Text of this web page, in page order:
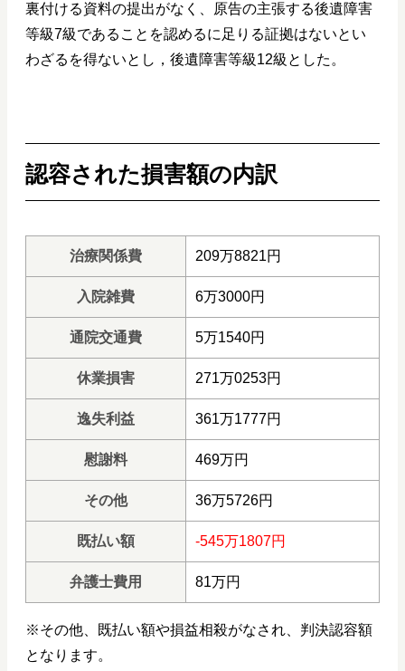
裏付ける資料の提出がなく、原告の主張する後遺障害
等級7級であることを認めるに足りる証拠はないとい
わざるを得ないとし，後遺障害等級12級とした。
認容された損害額の内訳
治療関係費 209万8821円
入院雑費 6万3000円
通院交通費 5万1540円
休業損害 271万0253円
逸失利益 361万1777円
慰謝料 469万円
その他 36万5726円
既払い額 -545万1807円
弁護士費用 81万円
※その他、既払い額や損益相殺がなされ、判決認容額
となります。